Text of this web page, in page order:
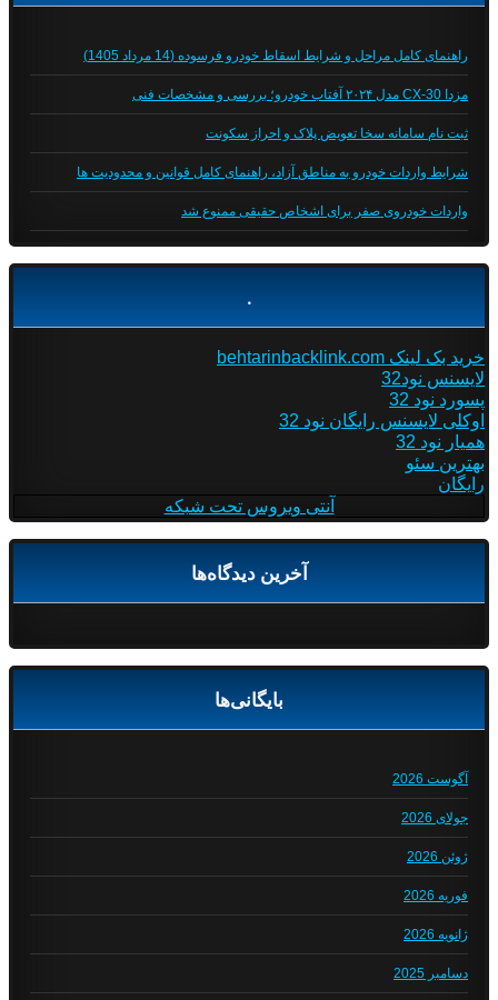
راهنمای کامل مراحل و شرایط اسقاط خودرو فرسوده (14 مرداد 1405)
مزدا CX-30 مدل ۲۰۲۴ آفتاب خودرو؛ بررسی و مشخصات فنی
ثبت نام سامانه سخا تعویض پلاک و احراز سکونت
شرایط واردات خودرو به مناطق آزاد، راهنمای کامل قوانین و محدودیت ها
واردات خودروی صفر برای اشخاص حقیقی ممنوع شد
.
خرید بک لینک behtarinbacklink.com
لایسنس نود32
پسورد نود 32
اوکلی لایسنس رایگان نود 32
همیار نود 32
بهترین سئو
رایگان
آنتی ویروس تحت شبکه
آخرین دیدگاه‌ها
بایگانی‌ها
آگوست 2026
جولای 2026
ژوئن 2026
فوریه 2026
ژانویه 2026
دسامبر 2025